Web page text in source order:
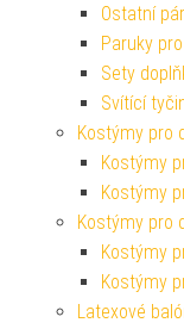
Ostatní
Paruky
Sety
Svítící
Kostýmy pro
Kostýmy
Kostýmy
Kostýmy pro
Kostýmy
Kostýmy
Latexové